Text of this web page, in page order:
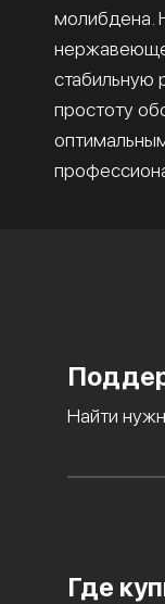
молибдена.
стабильную
простоту
Найти
Где